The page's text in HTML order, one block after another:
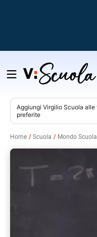
Salta
contenuto
Aggiungi Virgilio Scuola alle
preferite
Home Scuola Mondo Scuola